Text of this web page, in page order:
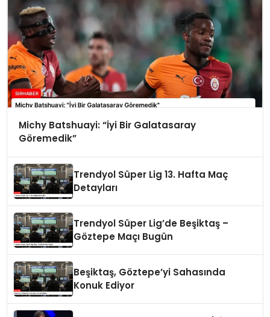
Michy Batshuayi: “İyi Bir Galatasaray
Göremedik”
Trendyol Süper Lig 13. Hafta Maç
Detayları
Trendyol Süper Lig’de Beşiktaş –
Göztepe Maçı Bugün
Beşiktaş, Göztepe’yi Sahasında
Konuk Ediyor